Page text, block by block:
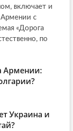
включает и
с
«Дорога
по
Армении:
Украина и